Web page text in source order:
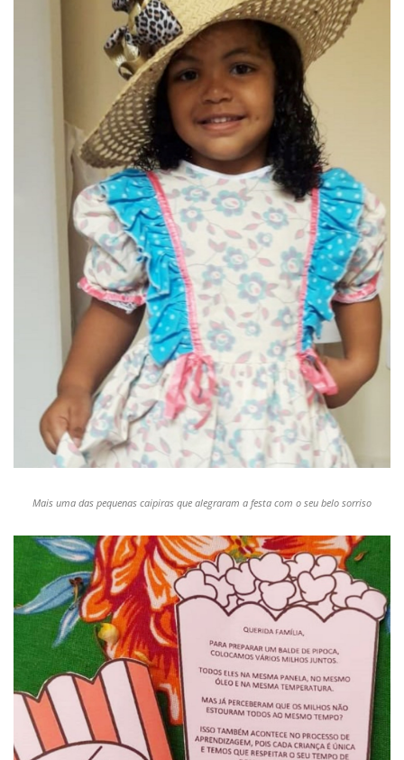
Mais uma das pequenas caipiras que alegraram a festa com o seu belo sorriso